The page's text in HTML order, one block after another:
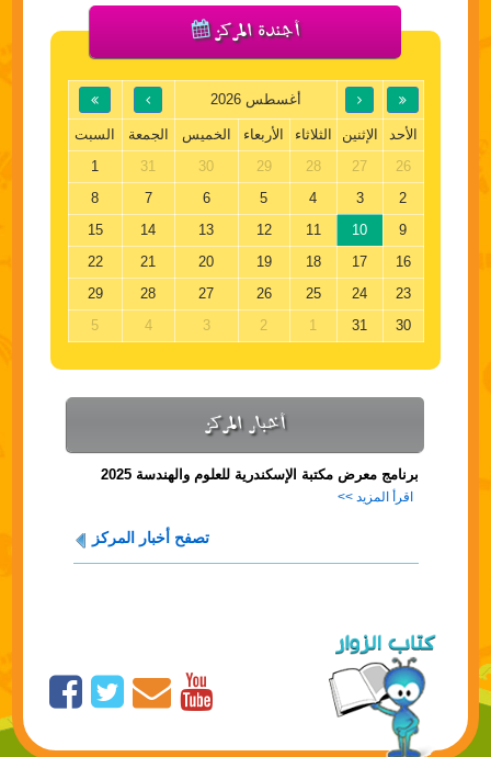
أجندة المركز
أغسطس 2026
الأحد الإثنين الثلاثاء الأربعاء الخميس الجمعة
السبت
26
27
28
29
30
31
1
2
3
4
5
6
7
8
9
10
11
12
13
14
15
16
17
18
19
20
21
22
23
24
25
26
27
28
29
30
31
1
2
3
4
5
أخبار المركز
برنامج معرض مكتبة الإسكندرية للعلوم والهندسة 2025
اقرأ المزيد >>
تصفح أخبار المركز